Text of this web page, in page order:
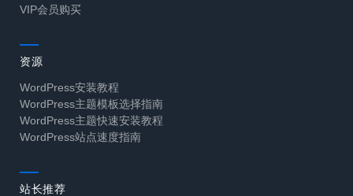
VIP会员购买
资源
WordPress安装教程
WordPress主题模板选择指南
WordPress主题快速安装教程
WordPress站点速度指南
站长推荐